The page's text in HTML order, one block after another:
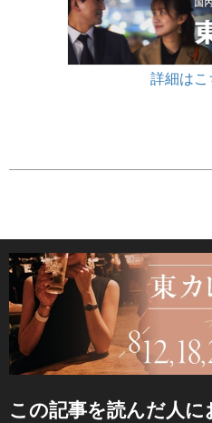
詳細はこ
この記事を読んだ人